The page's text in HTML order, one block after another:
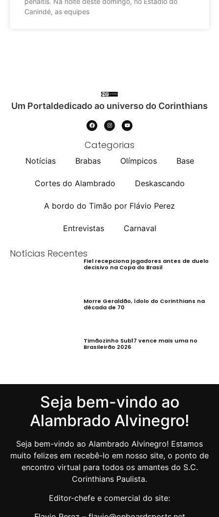
Canindé, as equipes
Um Portaldedicado ao universo do Corinthians
Categorias
Notícias Brabas Olímpicos Base
Cortes do Alambrado Deskascando
A bordo do Timão por Flávio Perez
Entrevistas Carnaval
Notícias Recentes
Fiel recepciona jogadores antes de duelo
decisivo na Copa do Brasil
Morre Geraldão, ídolo do Corinthians na
década de 70
Timãozinho Sub17 vence mais uma no
Brasileirão 2026
Seja bem-vindo ao
Alambrado Alvinegro!
Seja bem-vindo ao Alambrado Alvinegro! Estamos
muito felizes em recebê-lo em nosso site, o ponto de
encontro virtual para todos os amantes do S.C.
Corinthians Paulista.
Editor-chefe e comercial do site: